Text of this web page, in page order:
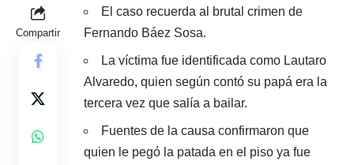
Compartir
El caso recuerda al brutal crimen de
Fernando Báez Sosa.
La víctima fue identificada como Lautaro
Alvaredo, quien según contó su papá era la
tercera vez que salía a bailar.
Fuentes de la causa confirmaron que
quien le pegó la patada en el piso ya fue